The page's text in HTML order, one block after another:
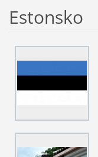
Estonsko